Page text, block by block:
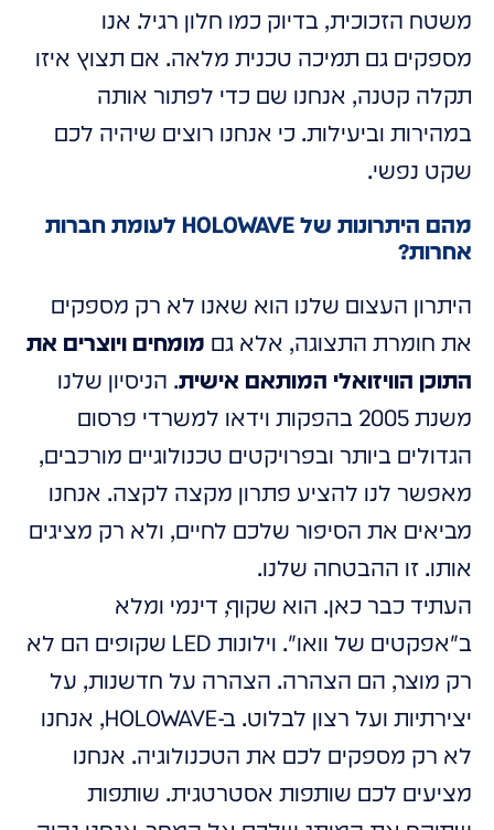
משטח הזכוכית, בדיוק כמו חלון רגיל. אנו
מספקים גם תמיכה טכנית מלאה. אם תצוץ איזו
תקלה קטנה, אנחנו שם כדי לפתור אותה
במהירות וביעילות. כי אנחנו רוצים שיהיה לכם
שקט נפשי.
מהם היתרונות של HOLOWAVE לעומת חברות
אחרות?
היתרון העצום שלנו הוא שאנו לא רק מספקים
את חומרת התצוגה, אלא גם מומחים ויוצרים את
התוכן הוויזואלי המותאם אישית. הניסיון שלנו
משנת 2005 בהפקות וידאו למשרדי פרסום
הגדולים ביותר ובפרויקטים טכנולוגיים מורכבים,
מאפשר לנו להציע פתרון מקצה לקצה. אנחנו
מביאים את הסיפור שלכם לחיים, ולא רק מציגים
אותו. זו ההבטחה שלנו.
העתיד כבר כאן. הוא שקוף, דינמי ומלא
ב"אפקטים של וואו". וילונות LED שקופים הם לא
רק מוצר, הם הצהרה. הצהרה על חדשנות, על
יצירתיות ועל רצון לבלוט. ב-HOLOWAVE, אנחנו
לא רק מספקים לכם את הטכנולוגיה. אנחנו
מציעים לכם שותפות אסטרטגית. שותפות